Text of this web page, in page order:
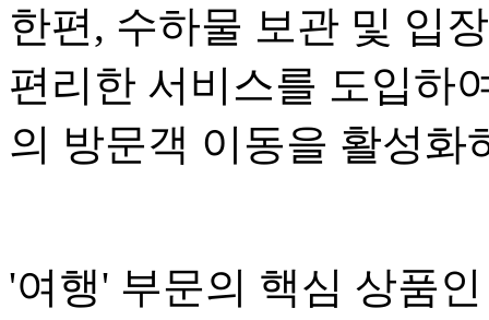
한편, 수하물 보관 및 입
편리한 서비스를 도입하
의 방문객 이동을 활성화
'여행' 부문의 핵심 상품